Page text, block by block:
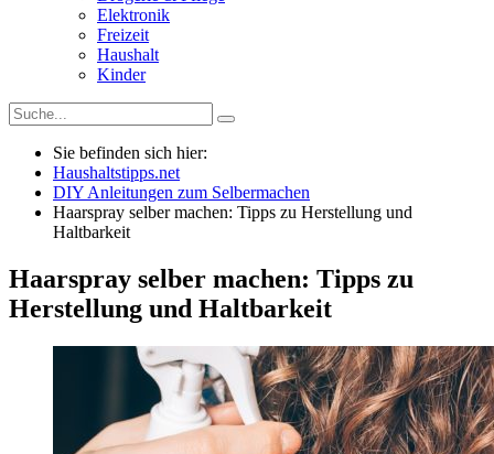
Elektronik
Freizeit
Haushalt
Kinder
Sie befinden sich hier:
Haushaltstipps.net
DIY Anleitungen zum Selbermachen
Haarspray selber machen: Tipps zu Herstellung und
Haltbarkeit
Haarspray selber machen: Tipps zu
Herstellung und Haltbarkeit